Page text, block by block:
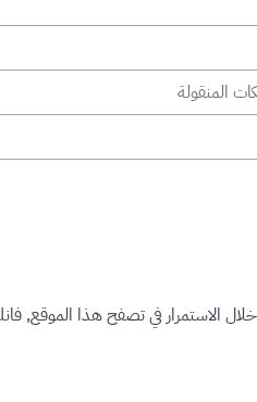
المنقولة
الاستمرار في تصفح هذا الموقع,